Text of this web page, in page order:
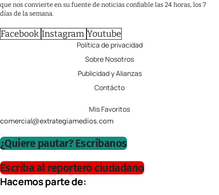
que nos convierte en su fuente de noticias confiable las 24 horas, los 7
días de la semana.
Facebook Instagram Youtube
Política de privacidad
Sobre Nosotros
Publicidad y Alianzas
Contácto
Mis Favoritos
comercial@extrategiamedios.com
¿Quiere pautar? Escríbanos
Escriba al reportero ciudadano
Hacemos parte de: